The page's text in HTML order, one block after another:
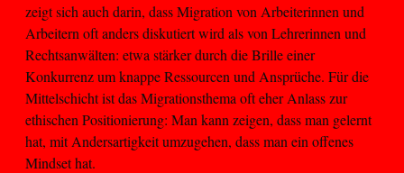
zeigt sich auch darin, dass Migration von Arbeiterinnen und
Arbeitern oft anders diskutiert wird als von Lehrerinnen und
Rechtsanwälten: etwa stärker durch die Brille einer
Konkurrenz um knappe Ressourcen und Ansprüche. Für die
Mittelschicht ist das Migrationsthema oft eher Anlass zur
ethischen Positionierung: Man kann zeigen, dass man gelernt
hat, mit Andersartigkeit umzugehen, dass man ein offenes
Mindset hat.